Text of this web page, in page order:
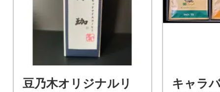
豆乃木オリジナルリ
キャラ